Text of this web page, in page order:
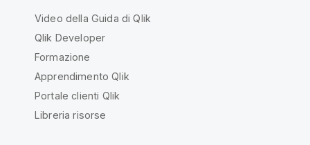
Video della Guida di Qlik
Qlik Developer
Formazione
Apprendimento Qlik
Portale clienti Qlik
Libreria risorse